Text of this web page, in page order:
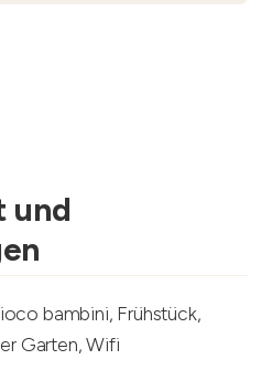
und
bambini, Frühstück,
Garten, Wifi